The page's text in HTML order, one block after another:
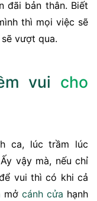
đãi bản thân. Biết
thì mọi việc sẽ
vượt qua.
vui cho
ca, lúc trầm lúc
vậy mà, nếu chỉ
vui thì có khi cả
mở cánh cửa hạnh